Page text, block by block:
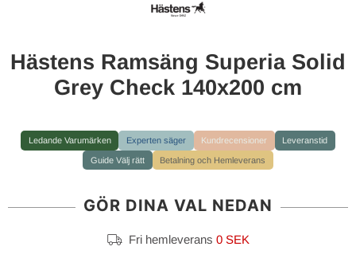
Hästens Ramsäng Superia Solid
Grey Check 140x200 cm
Ledande Varumärken Experten säger Kundrecensioner Leveranstid
Guide Välj rätt Betalning och Hemleverans
GÖR DINA VAL NEDAN
Fri hemleverans 0 SEK